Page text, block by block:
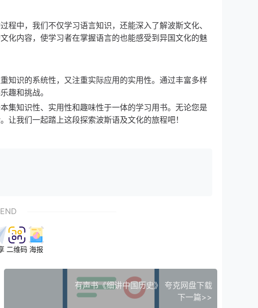
中，我们不仅学习语言知识，还能深入了解波斯文化、
化内容，使学习者在掌握语言的也能感受到异国文化的魅
知识的系统性，又注重实际应用的实用性。通过丰富多样
趣和挑战。
集知识性、实用性和趣味性于一体的学习用书。无论您是
我们一起踏上这段探索波斯语及文化的旅程吧！
二维码 海报
有声书《细讲中国历史》 夸克网盘下载
下一篇>>